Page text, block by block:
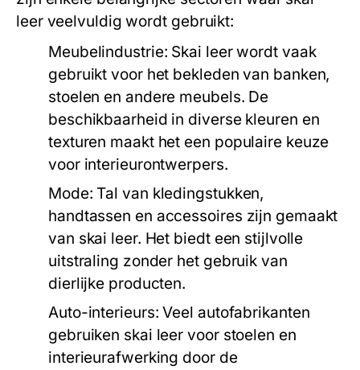
leer veelvuldig wordt gebruikt:
Meubelindustrie: Skai leer wordt vaak
gebruikt voor het bekleden van banken,
stoelen en andere meubels. De
beschikbaarheid in diverse kleuren en
texturen maakt het een populaire keuze
voor interieurontwerpers.
Mode: Tal van kledingstukken,
handtassen en accessoires zijn gemaakt
van skai leer. Het biedt een stijlvolle
uitstraling zonder het gebruik van
dierlijke producten.
Auto-interieurs: Veel autofabrikanten
gebruiken skai leer voor stoelen en
interieurafwerking door de